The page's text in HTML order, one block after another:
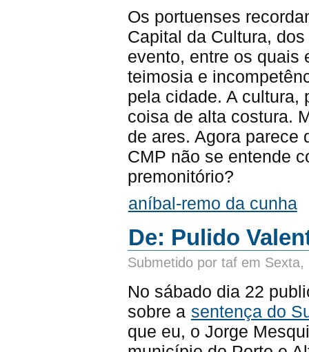
Os portuenses
Capital da Cultura,
evento, entre os quais
teimosia e
pela cidade. A cultura,
coisa de alta costura.
de ares. Agora parece
CMP não se entende
premonitório?
aníbal-remo da cunha
De: Pulido
Submetido por taf em
No sábado dia 22
sobre a sentença do
que eu, o Jorge